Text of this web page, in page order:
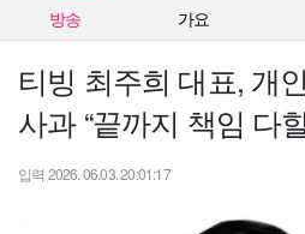
방송 가요
티빙 최주희 대표, 개
사과 “끝까지 책임 다
입력 2026. 06.03. 20:01:17